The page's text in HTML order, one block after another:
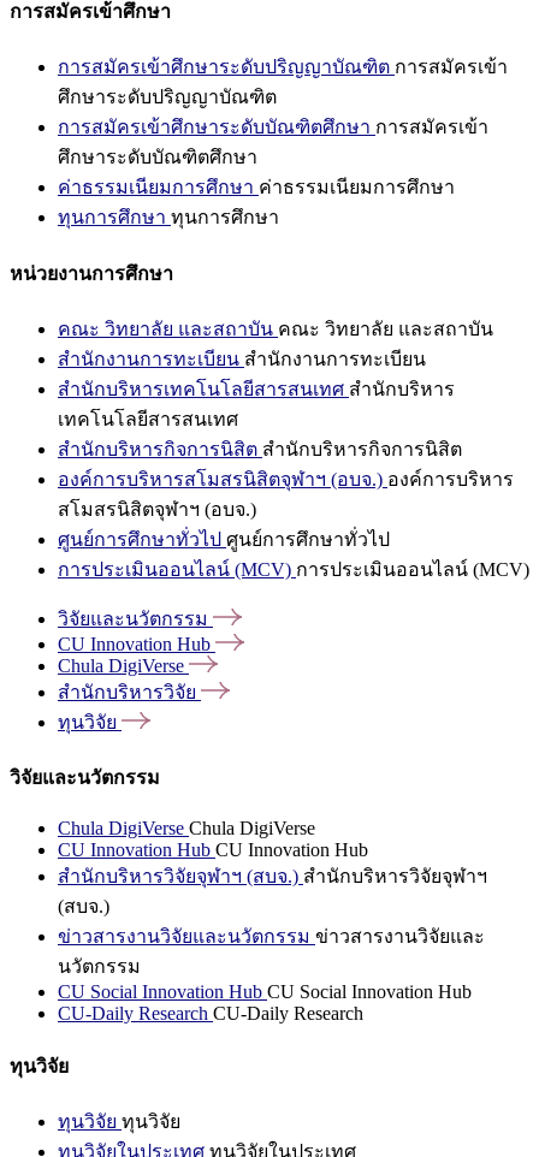
การสมัครเข้าศึกษา
การสมัครเข้าศึกษาระดับปริญญาบัณฑิต การสมัครเข้า
ศึกษาระดับปริญญาบัณฑิต
การสมัครเข้าศึกษาระดับบัณฑิตศึกษา การสมัครเข้า
ศึกษาระดับบัณฑิตศึกษา
ค่าธรรมเนียมการศึกษา ค่าธรรมเนียมการศึกษา
ทุนการศึกษา ทุนการศึกษา
หน่วยงานการศึกษา
คณะ วิทยาลัย และสถาบัน คณะ วิทยาลัย และสถาบัน
สำนักงานการทะเบียน สำนักงานการทะเบียน
สำนักบริหารเทคโนโลยีสารสนเทศ สำนักบริหาร
เทคโนโลยีสารสนเทศ
สำนักบริหารกิจการนิสิต สำนักบริหารกิจการนิสิต
องค์การบริหารสโมสรนิสิตจุฬาฯ (อบจ.) องค์การบริหาร
สโมสรนิสิตจุฬาฯ (อบจ.)
ศูนย์การศึกษาทั่วไป ศูนย์การศึกษาทั่วไป
การประเมินออนไลน์ (MCV) การประเมินออนไลน์ (MCV)
วิจัยและนวัตกรรม
CU Innovation Hub
Chula DigiVerse
สำนักบริหารวิจัย
ทุนวิจัย
วิจัยและนวัตกรรม
Chula DigiVerse Chula DigiVerse
CU Innovation Hub CU Innovation Hub
สำนักบริหารวิจัยจุฬาฯ (สบจ.) สำนักบริหารวิจัยจุฬาฯ
(สบจ.)
ข่าวสารงานวิจัยและนวัตกรรม ข่าวสารงานวิจัยและ
นวัตกรรม
CU Social Innovation Hub CU Social Innovation Hub
CU-Daily Research CU-Daily Research
ทุนวิจัย
ทุนวิจัย ทุนวิจัย
ทุนวิจัยในประเทศ ทุนวิจัยในประเทศ